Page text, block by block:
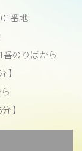
番地
番のりばから
】
】